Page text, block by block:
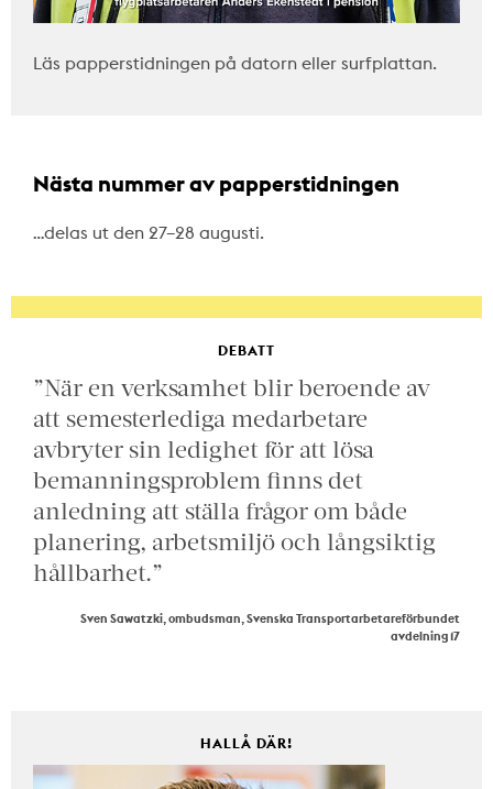
Läs papperstidningen på datorn eller surfplattan.
Nästa nummer av papperstidningen
…delas ut den 27–28 augusti.
DEBATT
”När en verksamhet blir beroende av
att semesterlediga medarbetare
avbryter sin ledighet för att lösa
bemanningsproblem finns det
anledning att ställa frågor om både
planering, arbetsmiljö och långsiktig
hållbarhet.”
Sven Sawatzki, ombudsman, Svenska Transportarbetareförbundet
avdelning 17
HALLÅ DÄR!